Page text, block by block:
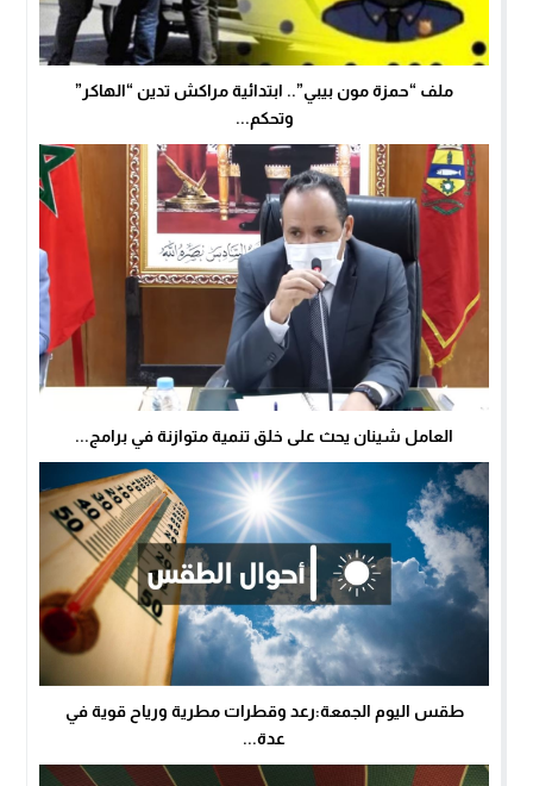
ملف “حمزة مون بيبي”.. ابتدائية مراكش تدين “الهاكر”
وتحكم...
العامل شينان يحث على خلق تنمية متوازنة في برامج...
طقس اليوم الجمعة:رعد وقطرات مطرية ورياح قوية في
عدة...